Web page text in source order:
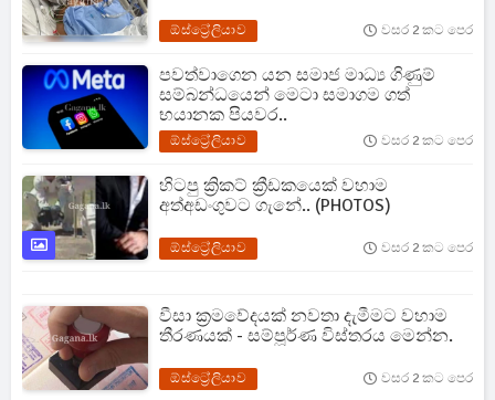
ඕස්ට්‍රේලියාව වසර 2 කට පෙර
පවත්වාගෙන යන සමාජ මාධ්‍ය ගිණුම්
සම්බන්ධයෙන් මෙටා සමාගම ගත්
භයානක පියවර..
ඕස්ට්‍රේලියාව වසර 2 කට පෙර
හිටපු ක්‍රිකට් ක්‍රීඩකයෙක් වහාම
අත්අඩංගුවට ගැනේ.. (PHOTOS)
ඕස්ට්‍රේලියාව වසර 2 කට පෙර
වීසා ක්‍රමවේදයක් නවතා දැමීමට වහාම
තීරණයක් - සම්පූර්ණ විස්තරය මෙන්න.
ඕස්ට්‍රේලියාව වසර 2 කට පෙර